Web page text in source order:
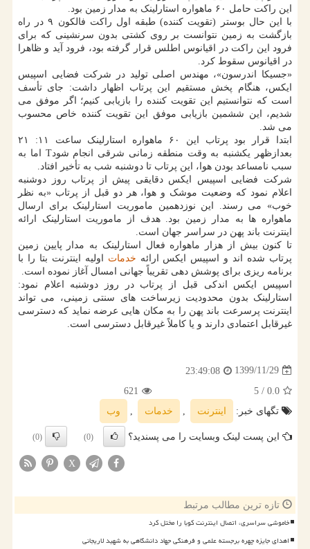
این راکت حامل ۶۰ ماهواره استارلینک به مدار زمین بود.
با این حال بوستر (تقویت کننده) طبقه اول راکت فالکون ۹ در راه
بازگشت به زمین نتوانست بر روی کشتی بدون سرنشینی که برای
فرود این راکت در اقیانوس اطلس قرار گرفته بود، فرود آید و ظاهرا
در اقیانوس سقوط کرد.
«جسیکا اندرسون»، مهندس اصلی تولید در شرکت فضایی اسپیس
ایکس، هنگام پخش مستقیم این پرتاب اظهار داشت: جای تأسف
است که نتوانستیم این تقویت کننده را بازیابی کنیم؛ اگر موفق می
شدیم، این ششمین بازیابی موفق این تقویت کننده خاص محسوب
می شد.
ابتدا قرار بود پرتاب این ۶۰ ماهواره استارلینک ساعت ۱۱: ۲۱
بعدازظهر یکشنبه به وقت منطقه زمانی شرقی انجام شودT اما به
سبب نامساعد بودن هوا، این پرتاب تا دوشنبه شب به تأخیر افتاد.
شرکت فضایی اسپیس ایکس دقایقی پیش از پرتاب روز دوشنبه
اعلام نمود که وضعیت موشک و هوا، هر دو قبل از پرتاب «به نظر
خوب» می رسند. این نوزدهمین ماموریت استارلینک برای ارسال
ماهواره ها به مدار زمین بود. هدف از ماموریت استارلینک ارائه
اینترنت باند پهن در سراسر جهان است.
تا کنون بیش از هزار ماهواره فعال استارلینک به مدار پایین زمین
پرتاب شده اند و اسپیس ایکس ارائه خدمات اولیه اینترنت بتا را با
برنامه ریزی برای پوشش دهی تقریباً جهانی امسال آغاز نموده است.
اسپیس ایکس اندکی قبل از پرتاب در روز دوشنبه اعلام نمود:
استارلینک بدون محدودیت زیرساخت های سنتی زمینی، می تواند
اینترنت پرسرعت باند پهن را به مکان هایی عرضه نماید که دسترسی
غیرقابل اعتمادی دارند و یا کاملاً غیرقابل دسترسی است.
1399/11/29
23:49:08
0.0
/ 5
621
تگهای خبر:
اینترنت , خدمات , وب
این پست لینک وبسایت را می پسندید؟ (0)
(0)
X
تازه ترین مطالب مرتبط
خاموشی سراسری، اتصال اینترنت کوبا را مختل کرد
اهدای جایزه چهره برجسته علمی و فرهنگی جهاد دانشگاهی به شهید لاریجانی